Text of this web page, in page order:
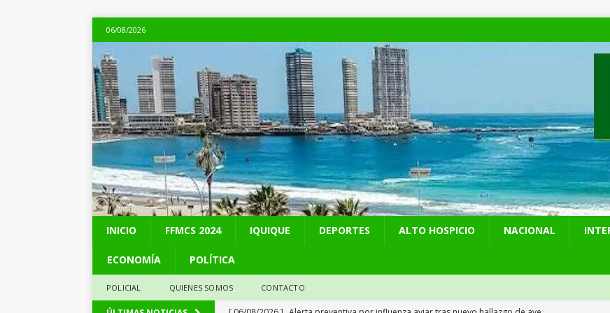
06/08/2026
INICIO FFMCS 2024 IQUIQUE DEPORTES ALTO HOSPICIO NACIONAL
ECONOMÍA POLÍTICA
POLICIAL QUIENES SOMOS CONTACTO